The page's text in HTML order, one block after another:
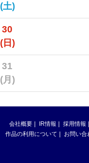
(土)
30
(日)
31
(月)
会社概要 IR情報 採用情報
作品の利用について
お問い合